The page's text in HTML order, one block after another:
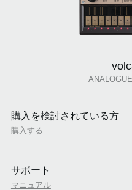
購入を検討されている方
購入する
サポート
マニュアル